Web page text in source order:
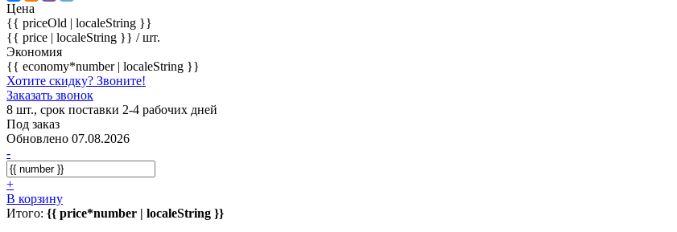
Цена
{{ priceOld | localeString }}
{{ price | localeString }} / шт.
Экономия
{{ economy*number | localeString }}
Хотите скидку? Звоните!
Заказать звонок
8 шт., срок поставки 2-4 рабочих дней
Под заказ
Обновлено 07.08.2026
-
+
В корзину
Итого: {{ price*number | localeString }}